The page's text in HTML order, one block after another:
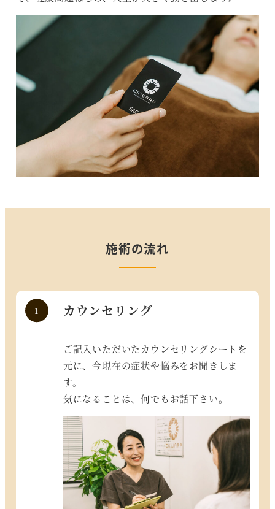
施術の流れ
カウンセリング
ご記入いただいたカウンセリングシートを
元に、今現在の症状や悩みをお聞きしま
す。
気になることは、何でもお話下さい。